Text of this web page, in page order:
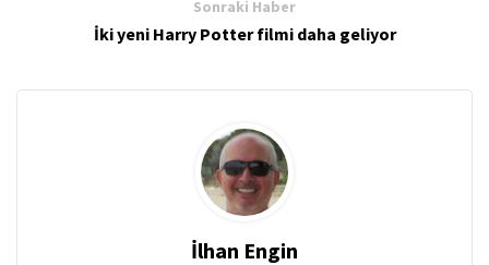
Sonraki Haber
İki yeni Harry Potter filmi daha geliyor
İlhan Engin